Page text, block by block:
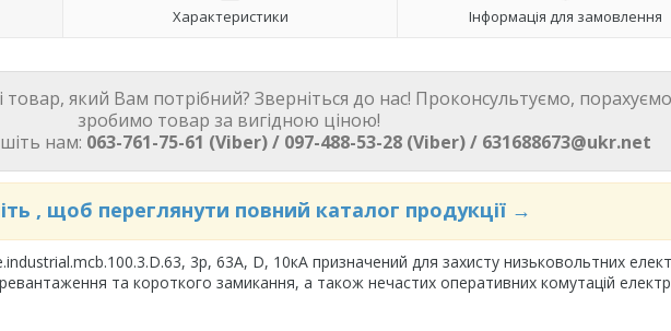
Характеристики Інформація для замовлення
який Вам потрібний? Зверніться до нас! Проконсультуємо,
зробимо товар за вигідною ціною!
нам: 063-761-75-61 (Viber) / 097-488-53-28 (Viber) / 631688673@ukr.net
, щоб переглянути повний каталог продукції →
3р, 63А, D, 10кА призначений для захисту низьковольтних
та короткого замикання, а також нечастих оперативних комутацій